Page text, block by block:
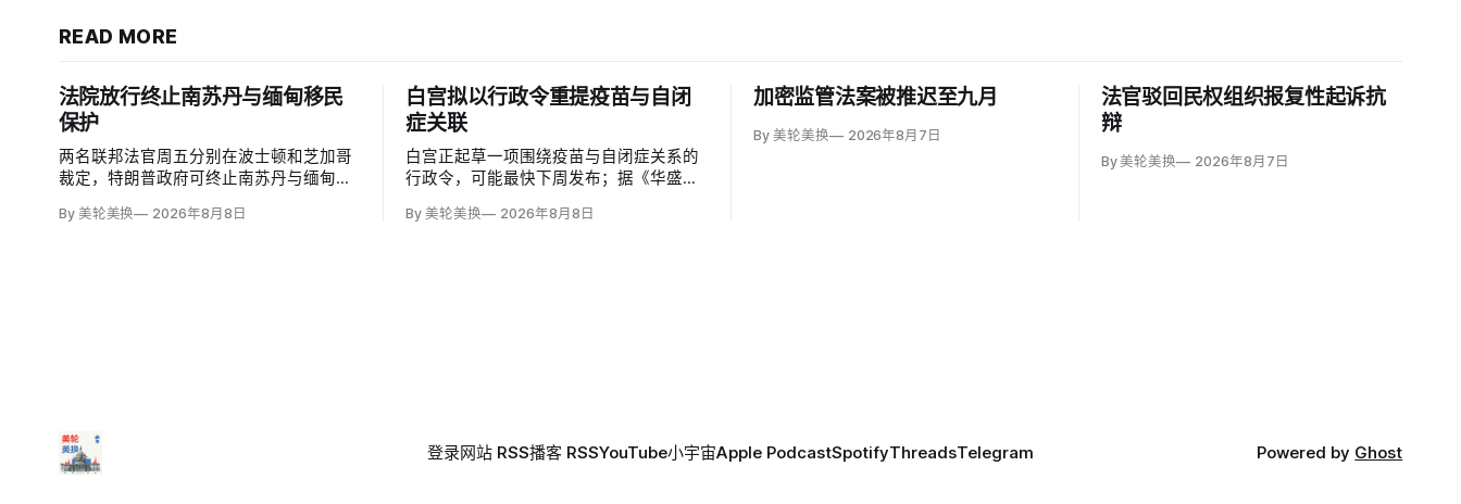
READ MORE
法院放行终止南苏丹与缅甸移民
保护
两名联邦法官周五分别在波士顿和芝加哥
裁定，特朗普政府可终止南苏丹与缅甸公
南苏丹人和约4000名缅甸人失去免遭遣返
By 美轮美换 2026年8月8日
白宫拟以行政令重提疫苗与自闭
症关联
白宫正起草一项围绕疫苗与自闭症关系的
行政令，可能最快下周发布；据《华盛顿
接种计划、自闭症研究和家长选择权，内
By 美轮美换 2026年8月8日
加密监管法案被推迟至九月
By 美轮美换 2026年8月7日
法官驳回民权组织报复性起诉抗
辩
By 美轮美换 2026年8月7日
登录网站 RSS播客 RSSYouTube小宇宙Apple PodcastSpotifyThreadsTelegram Powered by Ghost